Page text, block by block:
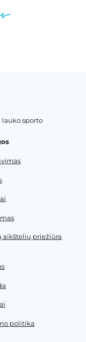
sporto
aikštelių priežiūra
politika